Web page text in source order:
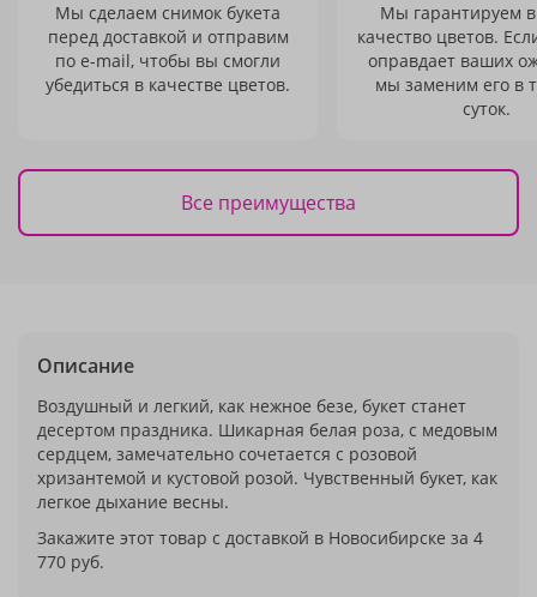
Мы сделаем снимок букета
перед доставкой и отправим
по e-mail, чтобы вы смогли
убедиться в качестве цветов.
Мы гарантируем
качество цветов.
оправдает ваших
мы заменим его в
суток.
Все преимущества
Описание
Воздушный и легкий, как нежное безе, букет станет
десертом праздника. Шикарная белая роза, с медовым
сердцем, замечательно сочетается с розовой
хризантемой и кустовой розой. Чувственный букет, как
легкое дыхание весны.
Закажите этот товар с доставкой в Новосибирске за 4
770 руб.